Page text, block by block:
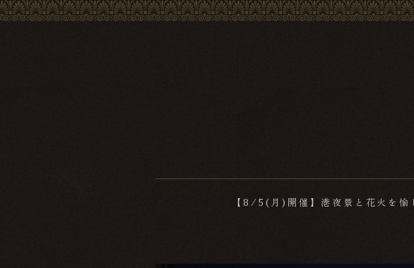
【8/5(月)開催】港夜景と花火を